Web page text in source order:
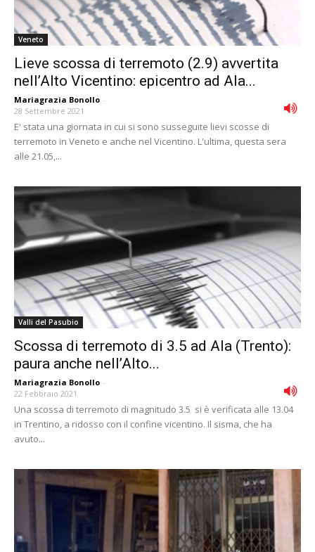
Veneto
Lieve scossa di terremoto (2.9) avvertita
nell’Alto Vicentino: epicentro ad Ala...
Mariagrazia Bonollo -
28 Settembre 2021
E' stata una giornata in cui si sono susseguite lievi scosse di
terremoto in Veneto e anche nel Vicentino. L'ultima, questa sera
alle 21.05,...
Valli del Pasubio
Scossa di terremoto di 3.5 ad Ala (Trento):
paura anche nell’Alto...
Mariagrazia Bonollo -
22 Febbraio 2021
Una scossa di terremoto di magnitudo 3.5 si è verificata alle 13.04
in Trentino, a ridosso con il confine vicentino. Il sisma, che ha
avuto...